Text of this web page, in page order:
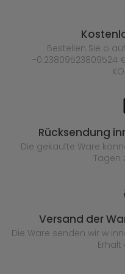
Bestellen Sie o
-0.23809523809524
Rücksendung
Die gekaufte Ware
Tagen
Versand der
Die Ware senden wir w